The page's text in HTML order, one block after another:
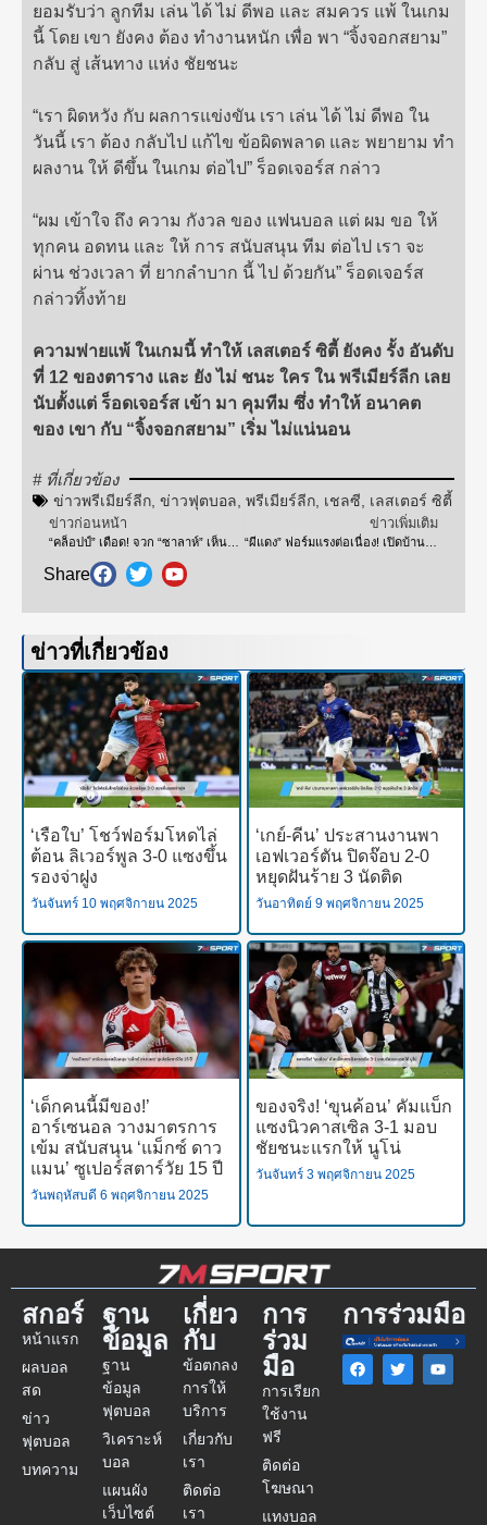
Share
ยอมรับว่า ลูกทีม เล่น ได้ ไม่ ดีพอ และ สมควร แพ้ ในเกม
นี้ โดย เขา ยังคง ต้อง ทำงานหนัก เพื่อ พา “จิ้งจอกสยาม”
กลับ สู่ เส้นทาง แห่ง ชัยชนะ
“เรา ผิดหวัง กับ ผลการแข่งขัน เรา เล่น ได้ ไม่ ดีพอ ใน
วันนี้ เรา ต้อง กลับไป แก้ไข ข้อผิดพลาด และ พยายาม ทำ
ผลงาน ให้ ดีขึ้น ในเกม ต่อไป” ร็อดเจอร์ส กล่าว
“ผม เข้าใจ ถึง ความ กังวล ของ แฟนบอล แต่ ผม ขอ ให้
ทุกคน อดทน และ ให้ การ สนับสนุน ทีม ต่อไป เรา จะ
ผ่าน ช่วงเวลา ที่ ยากลำบาก นี้ ไป ด้วยกัน” ร็อดเจอร์ส
กล่าวทิ้งท้าย
ความพ่ายแพ้ ในเกมนี้ ทำให้ เลสเตอร์ ซิตี้ ยังคง รั้ง อันดับ
ที่ 12 ของตาราง และ ยัง ไม่ ชนะ ใคร ใน พรีเมียร์ลีก เลย
นับตั้งแต่ ร็อดเจอร์ส เข้า มา คุมทีม ซึ่ง ทำให้ อนาคต
ของ เขา กับ “จิ้งจอกสยาม” เริ่ม ไม่แน่นอน
# ที่เกี่ยวข้อง
ข่าวพรีเมียร์ลีก ข่าวฟุตบอล พรีเมียร์ลีก เชลซี เลสเตอร์ ซิตี้
ข่าวก่อนหน้า ข่าวเพิ่มเติม
“ผีแดง” ฟอร์มแรงต่อเนื่อง! เปิดบ้านไล่ถล่ม “ท็อฟฟี่” 4-1 “โรนัลโด้” เหมาสอง
ข่าวที่เกี่ยวข้อง
‘เรือใบ’ โชว์ฟอร์มโหดไล่
ต้อน ลิเวอร์พูล 3-0 แซงขึ้น
รองจ่าฝูง
วันจันทร์ 10 พฤศจิกายน 2025
‘เกย์-คีน’ ประสานงานพา
เอฟเวอร์ตัน ปิดจ๊อบ 2-0
หยุดฝันร้าย 3 นัดติด
วันอาทิตย์ 9 พฤศจิกายน 2025
‘เด็กคนนี้มีของ!’
อาร์เซนอล วางมาตรการ
เข้ม สนับสนุน ‘แม็กซ์ ดาว
แมน’ ซูเปอร์สตาร์วัย 15 ปี
วันพฤหัสบดี 6 พฤศจิกายน 2025
ของจริง! ‘ขุนค้อน’ คัมแบ็ก
แซงนิวคาสเซิล 3-1 มอบ
ชัยชนะแรกให้ นูโน่
วันจันทร์ 3 พฤศจิกายน 2025
สกอร์
หน้าแรก
ผลบอล
สด
ข่าว
ฟุตบอล
บทความ
ฐาน
ข้อมูล
ฐาน
ข้อมูล
ฟุตบอล
วิเคราะห์
บอล
แผนผัง
เว็บไซต์
เกี่ยว
กับ
ข้อตกลง
การให้
บริการ
เกี่ยวกับ
เรา
ติดต่อ
เรา
การ
ร่วม
มือ
การเรียก
ใช้งาน
ฟรี
ติดต่อ
โฆษณา
แทงบอล
การร่วมมือ